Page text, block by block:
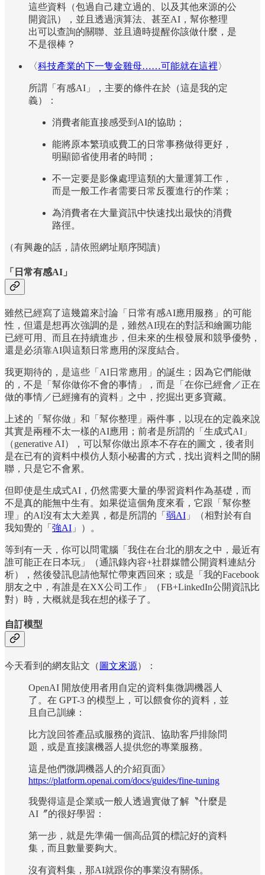
這些資料（包過自己建立過的、以及其他來源的公
開資訊），並且透過演算法、甚至AI，幫你整理
出可以查詢的關聯、並且適時提醒你該做什麼，是
不是很棒？
〈科技產業的下一隻金雞母……可能就在這裡〉
所謂「有感AI」，主要的條件在於（這是我的定
義）：
消費者能直接感受到AI的協助；
能將原本繁瑣或費工的日常事務做得更好，
明顯節省使用者的時間；
不一定要是影像處理這類的大量運算工作，
而是一般工作者需要日常反覆進行的作業；
為消費者在大量資訊中快速找出最快的消費
路徑。
（有興趣的話，請依照網址順序閱讀）
「日常有感AI」
雖然已經寫了這幾篇來討論「日常有感AI應用服務」的可能
性，但還是想再次強調的是，雖然AI現在的對話和繪圖功能
已經可用、而且在持續進步，但未來的生根發展和競爭優勢，
還是必須靠AI與這類日常應用的深度結合。
我更期待的，是這些「AI日常應用」的誕生；因為它們能做
的，不是「幫你做你不會的事情」，而是「在你已經會／正在
做的事情／已經擁有的資料」之中，挖掘出更多寶藏。
上述的「幫你做」和「幫你整理」兩件事，以現在的定義來說
其實是兩種不太一樣的AI應用；前者是所謂的「生成式AI」
（generative AI），可以幫你做出原本不存在的圖文，後者則
是在已有的資料中模仿人類小秘書的方式，找出資料之間的關
聯，只是它不會累。
但即使是生成式AI，仍然需要大量的學習資料作為基礎，而
不是真的能無中生有。如果從這個角度來看，它跟「幫你整
理」的AI沒有太大差異，都是所謂的「 弱AI 」（相對於有自
我知覺的「 強AI 」）。
等到有一天，你可以問電腦「我住在台北的朋友之中，最近有
誰可能正在日本玩」（通訊錄內容+社群媒體公開資料連結分
析），然後發訊息請他幫忙帶東西回來；或是「我的Facebook
朋友之中，有誰是在XX公司工作」（FB+LinkedIn公開資訊比
對）時，大概就是我在想的樣子了。
自訂模型
今天看到的網友貼文（ 圖文來源）：
OpenAI 開放使用者用自定的資料集微調機器人
了。在 GPT-3 的模型上，可以餵食你的資料，並
且自己訓練：
比方說回答產品或服務的資訊、協助客戶排除問
題，或是直接讓機器人提供您的專業服務。
這是他們微調機器人的介紹頁面》
https://platform.openai.com/docs/guides/fine-tuning
我覺得這是企業或一般人透過實做了解〝什麼是
AI〞的很好學習：
第一步，就是先準備一個高品質的標記好的資料
集，而且數量要夠大。
沒有資料集，那AI就跟你的事業沒有關係。